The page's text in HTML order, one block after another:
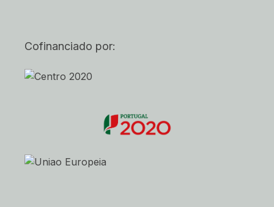
Cofinanciado por: